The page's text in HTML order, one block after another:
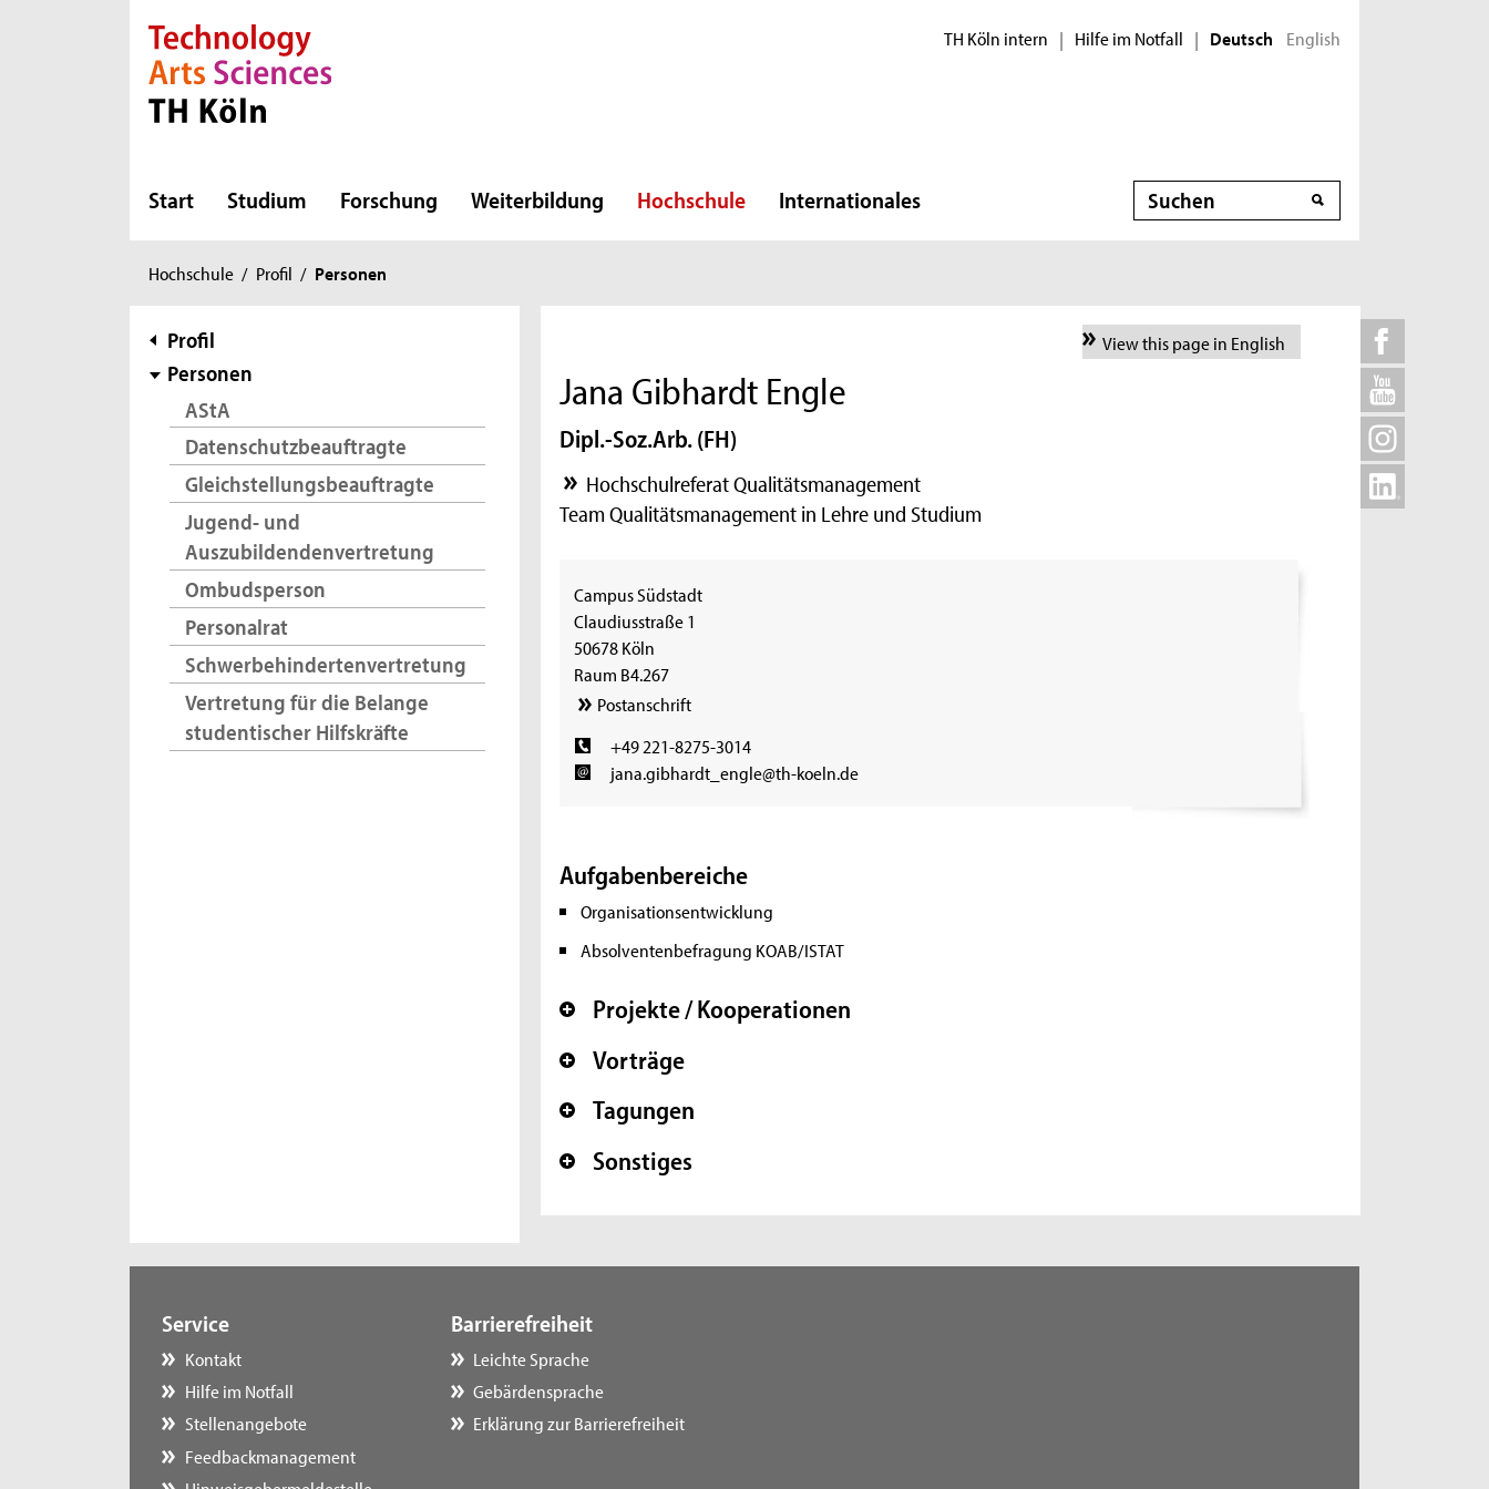
Direkt zur Hauptnavigation
Direkt zur Subnavigation
Direkt zum Inhalt
Direkt zum Fußbereich TH Köln intern | Hilfe im Notfall | Deutsch English
Start Studium Forschung Weiterbildung Hochschule Internationales Suche
Sie
hier:
Hochschule / Profil / Personen
Subnavigation
Profil
Personen
AStA
Datenschutzbeauftragte
Gleichstellungsbeauftragte
Jugend- und
Auszubildendenvertretung
Ombudsperson
Personalrat
Schwerbehindertenvertretung
Vertretung für die Belange
studentischer Hilfskräfte
View this page in English
Jana Gibhardt Engle
Dipl.-Soz.Arb. (FH)
Hochschulreferat Qualitätsmanagement
Team Qualitätsmanagement in Lehre und Studium
Campus Südstadt
Claudiusstraße 1
50678 Köln
Raum B4.267
Postanschrift
+49 221-8275-3014
jana.gibhardt_engle@th-koeln.de
Aufgabenbereiche
Organisationsentwicklung
Absolventenbefragung KOAB/ISTAT
+
Projekte / Kooperationen
+ Vorträge
+ Tagungen
+
Sonstiges
Service
Kontakt
Hilfe im Notfall
Stellenangebote
Feedbackmanagement
Barrierefreiheit
Leichte Sprache
Gebärdensprache
Erklärung zur Barrierefreiheit